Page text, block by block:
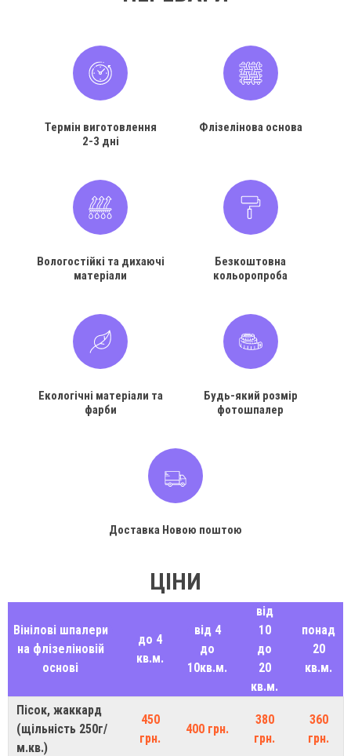
Термін виготовлення
2-3 дні
Флізелінова основа
Вологостійкі та дихаючі
матеріали
Безкоштовна
кольоропроба
Екологічні матеріали та
фарби
Будь-який розмір
фотошпалер
Доставка Новою поштою
ЦІНИ
Вінілові шпалери
на флізеліновій
основі
до 4
кв.м.
від 4
до
10кв.м.
від
10
до
20
кв.м.
понад
20
кв.м.
Пісок, жаккард
(щільність 250г/
м.кв.)
450
грн.
400 грн.
380
грн.
360
грн.